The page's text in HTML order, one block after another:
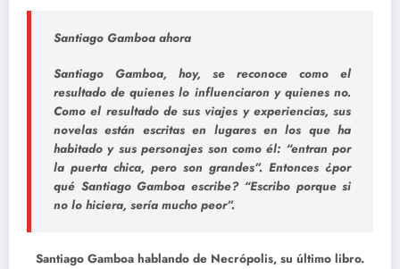
Santiago Gamboa ahora
Santiago Gamboa, hoy, se reconoce como el
resultado de quienes lo influenciaron y quienes no.
Como el resultado de sus viajes y experiencias, sus
novelas están escritas en lugares en los que ha
habitado y sus personajes son como él: “entran por
la puerta chica, pero son grandes”. Entonces ¿por
qué Santiago Gamboa escribe? “Escribo porque si
no lo hiciera, sería mucho peor”.
Santiago Gamboa hablando de Necrópolis, su último libro.